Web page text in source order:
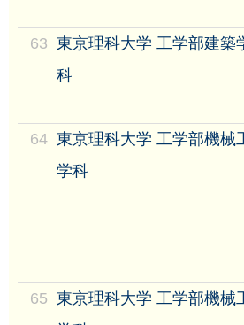
63 東京理科大学 工学部建築
科
64 東京理科大学 工学部機械
学科
65 東京理科大学 工学部機械